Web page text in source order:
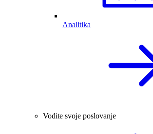
Analitika
Vodite svoje poslovanje